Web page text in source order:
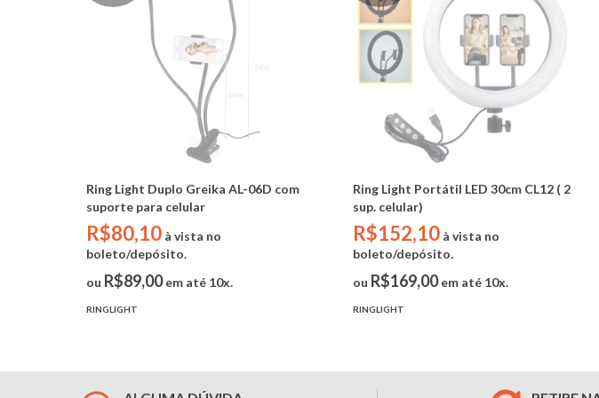
Ring Light Duplo Greika AL-06D com
suporte para celular
R$80,10 à vista no
boleto/depósito.
ou R$89,00em até 10x.
RINGLIGHT
Ring Light Portátil LED 30cm CL12 ( 2
sup. celular)
R$152,10 à vista no
boleto/depósito.
ou R$169,00em até 10x.
RINGLIGHT